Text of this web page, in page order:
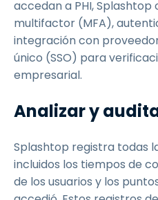
accedan a PHI,
multifactor (MFA),
integración con
único (SSO) para
empresarial.
Analizar y
Splashtop registra todas
incluidos los tiempos de
de los usuarios y los